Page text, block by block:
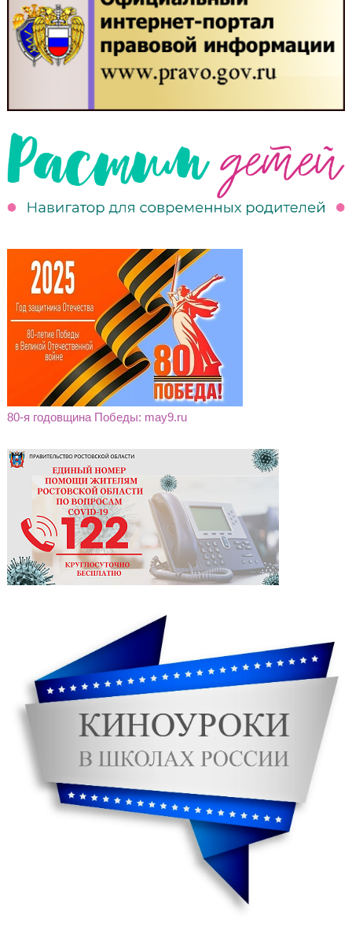
80-я годовщина Победы: may9.ru